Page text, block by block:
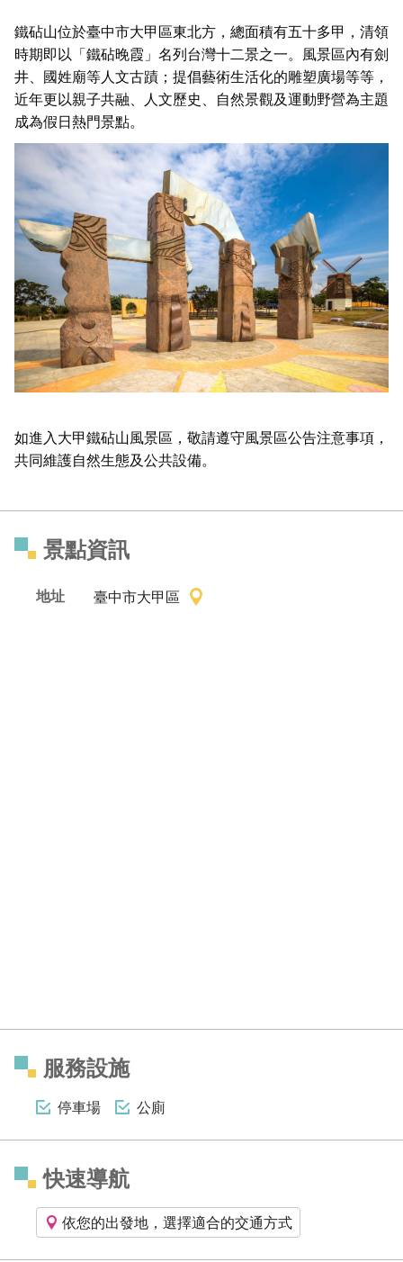
鐵砧山位於臺中市大甲區東北方，總面積有五十多甲，清領
時期即以「鐵砧晚霞」名列台灣十二景之一。風景區內有劍
井、國姓廟等人文古蹟；提倡藝術生活化的雕塑廣場等等，
近年更以親子共融、人文歷史、自然景觀及運動野營為主題
成為假日熱門景點。
如進入大甲鐵砧山風景區，敬請遵守風景區公告注意事項，
共同維護自然生態及公共設備。
景點資訊
地址 臺中市大甲區
服務設施
停車場 公廁
快速導航
依您的出發地，選擇適合的交通方式